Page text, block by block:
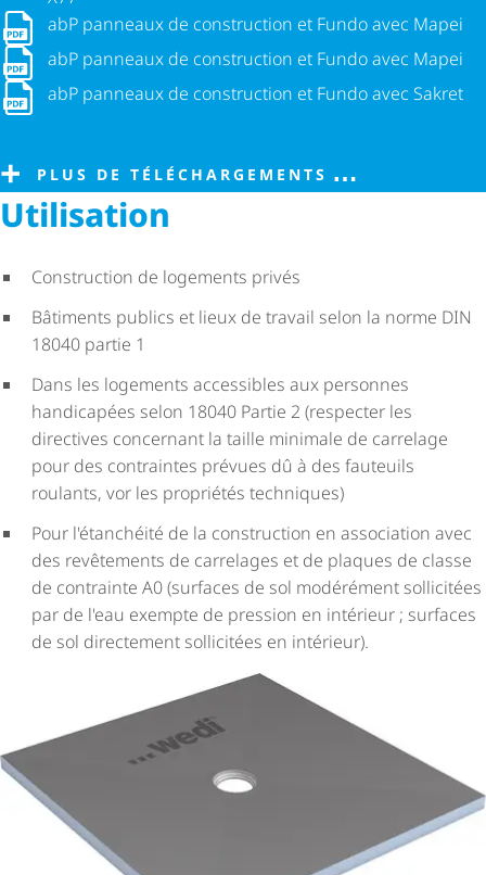
abP panneaux de construction et Fundo avec Mapei
abP panneaux de construction et Fundo avec Mapei
abP panneaux de construction et Fundo avec Mapei
abP panneaux de construction et Fundo avec Mapei
abP panneaux de construction et Fundo avec Sakret
abP panneaux de construction et Fundo avec Sakret
PLUS DE TÉLÉCHARGEMENTS
Utilisation
Construction de logements privés
Bâtiments publics et lieux de travail selon la norme DIN
18040 partie 1
Dans les logements accessibles aux personnes
handicapées selon 18040 Partie 2 (respecter les
directives concernant la taille minimale de carrelage
pour des contraintes prévues dû à des fauteuils
roulants, vor les propriétés techniques)
Pour l'étanchéité de la construction en association avec
des revêtements de carrelages et de plaques de classe
de contrainte A0 (surfaces de sol modérément sollicitées
par de l'eau exempte de pression en intérieur ; surfaces
de sol directement sollicitées en intérieur).